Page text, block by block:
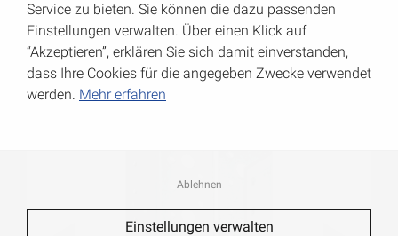
Art.-Nr.: 070981000
Service zu bieten. Sie können die dazu passenden
Einstellungen verwalten. Über einen Klick auf
“Akzeptieren”, erklären Sie sich damit einverstanden,
dass Ihre Cookies für die angegeben Zwecke verwendet
werden. Mehr erfahren
Ablehnen
Einstellungen verwalten